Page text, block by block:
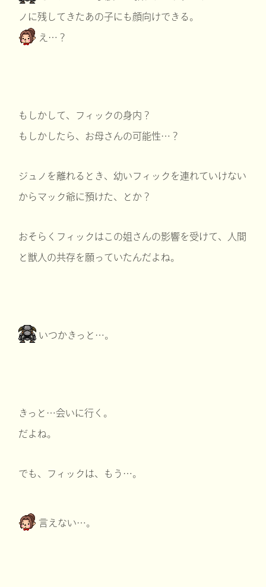
ノに残してきたあの子にも顔向けできる。
え…？
もしかして、フィックの身内？
もしかしたら、お母さんの可能性…？
ジュノを離れるとき、幼いフィックを連れていけない
からマック爺に預けた、とか？
おそらくフィックはこの姐さんの影響を受けて、人間
と獣人の共存を願っていたんだよね。
いつかきっと…。
きっと…会いに行く。
だよね。
でも、フィックは、もう…。
言えない…。